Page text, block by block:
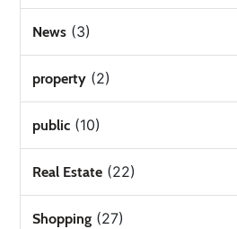
News (3)
property (2)
public (10)
Real Estate (22)
Shopping (27)